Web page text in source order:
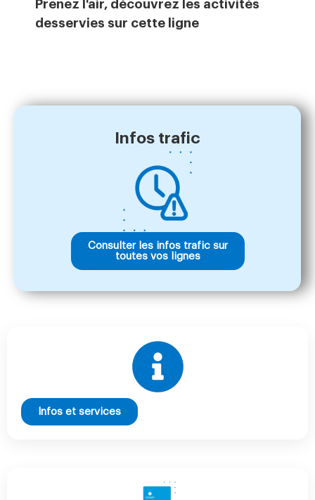
Prenez l'air, découvrez les activités
desservies sur cette ligne
Infos trafic
Consulter les infos trafic sur
toutes vos lignes
Infos et services